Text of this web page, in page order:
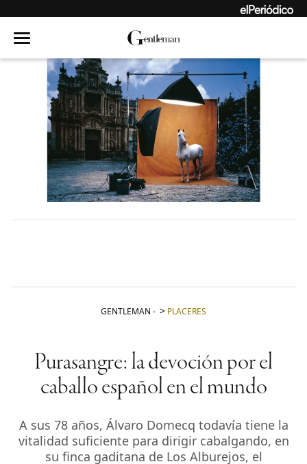
GENTLEMAN - PLACERES
Purasangre: la devoción por el
caballo español en el mundo
A sus 78 años, Álvaro Domecq todavía tiene la
vitalidad suficiente para dirigir cabalgando, en
su finca gaditana de Los Alburejos, el